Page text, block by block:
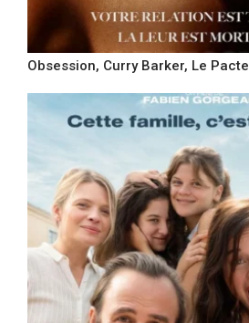
Obsession, Curry Barker, Le Pacte